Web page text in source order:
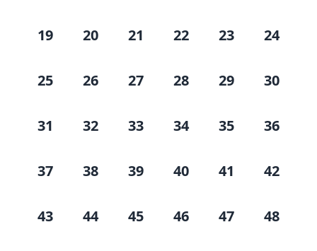
19 20 21 22 23 24
25 26 27 28 29 30
31 32 33 34 35 36
37 38 39 40 41 42
43 44 45 46 47 48